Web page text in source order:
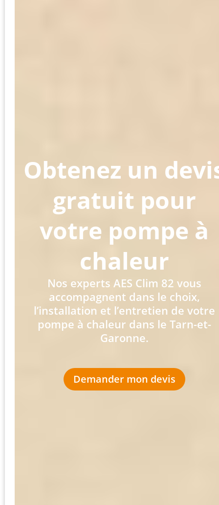
Obtenez un
gratuit pour
votre pompe à
chaleur
Nos experts AES Clim 82 vous
accompagnent dans le choix,
l’installation et l’entretien de votre
pompe à chaleur dans le Tarn-et-
Garonne.
Demander mon devis